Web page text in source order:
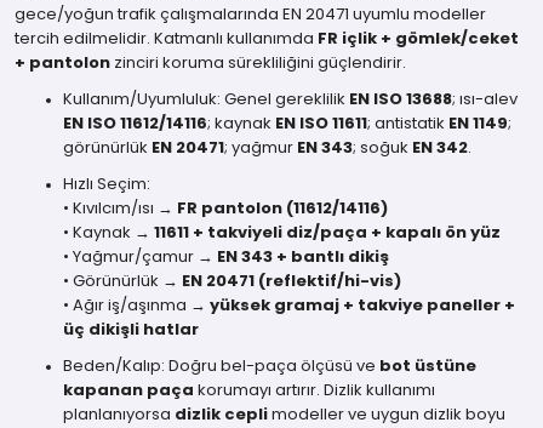
gece/yoğun trafik çalışmalarında EN 20471 uyumlu modeller
tercih edilmelidir. Katmanlı kullanımda FR içlik + gömlek/ceket
+ pantolon zinciri koruma sürekliliğini güçlendirir.
Kullanım/Uyumluluk: Genel gereklilik EN ISO 13688; ısı-alev
EN ISO 11612/14116; kaynak EN ISO 11611; antistatik EN 1149;
görünürlük EN 20471; yağmur EN 343; soğuk EN 342
Hızlı Seçim:
• Kıvılcım/ısı → FR pantolon (11612/14116)
• Kaynak → 11611 + takviyeli diz/paça + kapalı ön yüz
• Yağmur/çamur → EN 343 + bantlı dikiş
• Görünürlük → EN 20471 (reflektif/hi-vis)
• Ağır iş/aşınma → yüksek gramaj + takviye paneller +
üç dikişli hatlar
Beden/Kalıp: Doğru bel-paça ölçüsü ve bot üstüne
kapanan paça korumayı artırır. Dizlik kullanımı
planlanıyorsa dizlik cepli modeller ve uygun dizlik boyu